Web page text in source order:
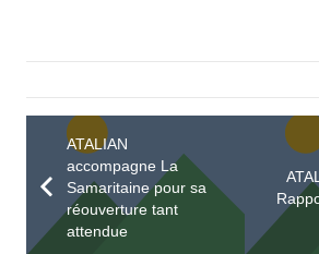
ATALIAN
accompagne La
Samaritaine pour sa
réouverture tant
attendue